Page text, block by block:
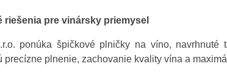
pre vinársky priemysel
ponúka špičkové plničky na víno,
precízne plnenie, zachovanie kvality vína a